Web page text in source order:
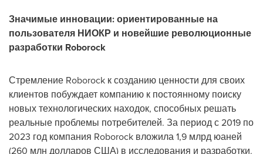
Значимые инновации: ориентированные на
пользователя НИОКР и новейшие революционные
разработки Roborock
Стремление Roborock к созданию ценности для своих
клиентов побуждает компанию к постоянному поиску
новых технологических находок, способных решать
реальные проблемы потребителей. За период с 2019 по
2023 год компания Roborock вложила 1,9 млрд юаней
(260 млн долларов США) в исследования и разработки.